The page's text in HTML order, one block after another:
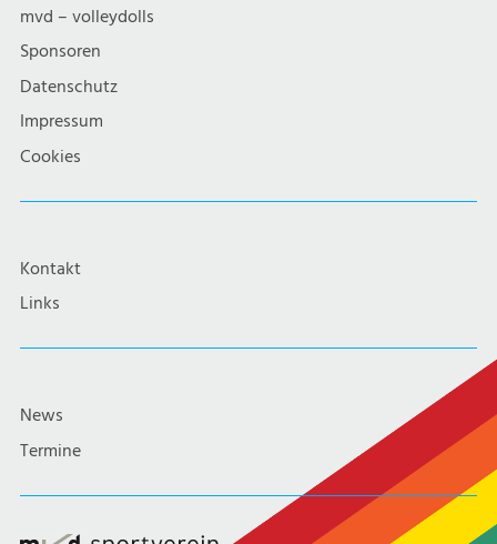
mvd – volleydolls
Sponsoren
Datenschutz
Impressum
Cookies
Kontakt
Links
News
Termine